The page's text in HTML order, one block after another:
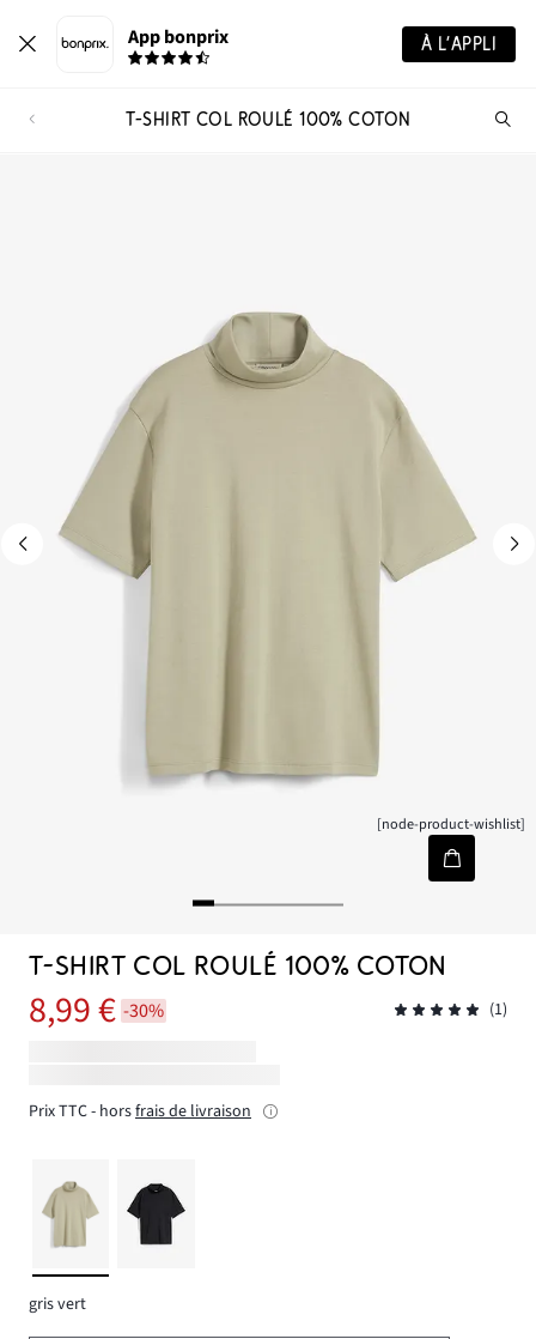
App bonprix À L’APPLI
T-SHIRT COL ROULÉ 100% COTON
[node-product-wishlist]
T-SHIRT COL ROULÉ 100% COTON
8,99 € -30% (1)
Prix TTC - horsfrais de livraison
gris vert